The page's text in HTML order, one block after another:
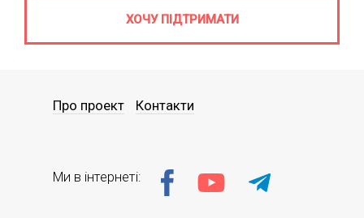
ХОЧУ ПІДТРИМАТИ
Про проект Контакти
Ми в інтернеті: